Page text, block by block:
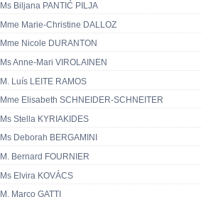
Ms Biljana PANTIĆ PILJA
Mme Marie-Christine DALLOZ
Mme Nicole DURANTON
Ms Anne-Mari VIROLAINEN
M. Luís LEITE RAMOS
Mme Elisabeth SCHNEIDER-SCHNEITER
Ms Stella KYRIAKIDES
Ms Deborah BERGAMINI
M. Bernard FOURNIER
Ms Elvira KOVÁCS
M. Marco GATTI